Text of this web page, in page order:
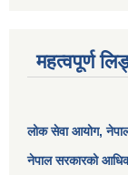
महत्वपूर्ण
लोक सेवा आयोग,
नेपाल सरकारको